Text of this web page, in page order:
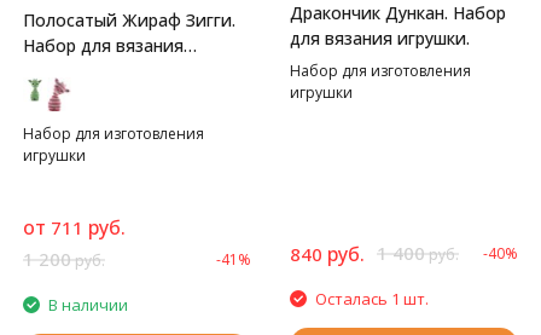
Полосатый Жираф Зигги.
Набор для вязания
Набор для изготовления
игрушки
от 711 руб.
1 200руб. -41%
В наличии
Дракончик Дункан. Набор
для вязания игрушки.
Набор для изготовления
игрушки
840 руб. 1 400руб. -40%
Осталась 1 шт.